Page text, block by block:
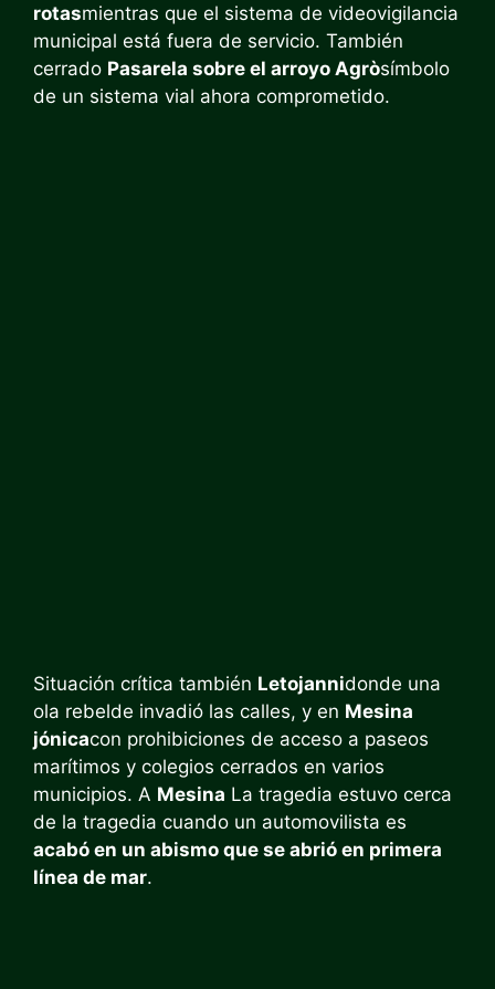
rotasmientras que el sistema de videovigilancia
municipal está fuera de servicio. También
cerrado Pasarela sobre el arroyo Agròsímbolo
de un sistema vial ahora comprometido.
Situación crítica también Letojannidonde una
ola rebelde invadió las calles, y en Mesina
jónicacon prohibiciones de acceso a paseos
marítimos y colegios cerrados en varios
municipios. A Mesina La tragedia estuvo cerca
de la tragedia cuando un automovilista es
acabó en un abismo que se abrió en primera
línea de mar.